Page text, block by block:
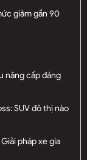
giảm gần 90
nâng cấp đáng
SUV đô thị nào
pháp xe gia